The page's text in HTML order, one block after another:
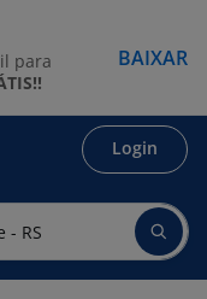
Login
para
BAIXAR